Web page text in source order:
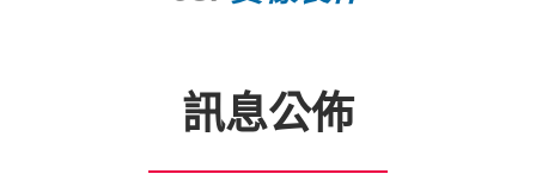
訊息公佈